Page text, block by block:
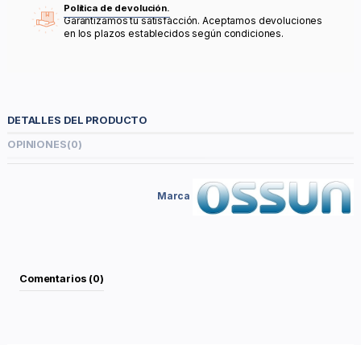
Política de devolución.
Garantizamos tu satisfacción. Aceptamos devoluciones
en los plazos establecidos según condiciones.
DETALLES DEL PRODUCTO
OPINIONES(0)
Marca
Comentarios (0)